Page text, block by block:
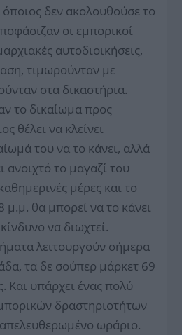
όποιος δεν ακολουθούσε το
οι εμπορικοί
αυτοδιοικήσεις,
τιμωρούνταν με
στα δικαστήρια.
το δικαίωμα προς
θέλει να κλείνει
του να το κάνει, αλλά
ανοιχτό το μαγαζί του
μέρες και το
μ.μ. θα μπορεί να το κάνει
να διωχτεί.
λειτουργούν σήμερα
τα δε σούπερ μάρκετ 69
Και υπάρχει ένας πολύ
δραστηριοτήτων
ωράριο.